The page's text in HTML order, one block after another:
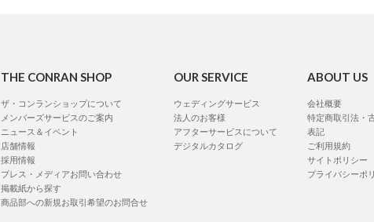
THE CONRAN SHOP
ザ・コンランショップについて
メンバーズサービスのご案内
ニュース＆イベント
店舗情報
採用情報
プレス・メディアお問い合わせ
掲載紙から探す
商品部への新規お取引希望のお問合せ
OUR SERVICE
ウェディングサービス
法人のお客様
アフターサービスについて
デジタルカタログ
ABOUT US
会社概要
特定商取引法・
表記
ご利用規約
サイトポリシー
プライバシーポ